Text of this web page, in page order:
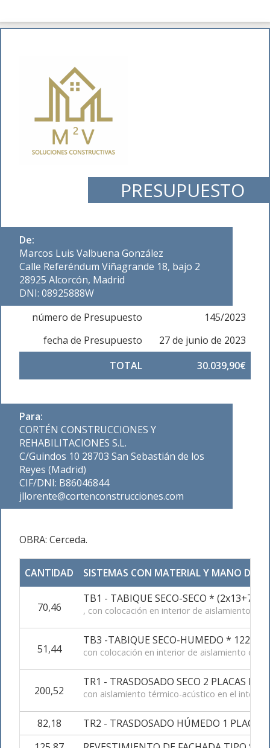
PRESUPUESTO
De:
Marcos Luis Valbuena González
Calle Referéndum Viñagrande 18, bajo 2
28925 Alcorcón, Madrid
DNI: 08925888W
número de Presupuesto
145/2023
fecha de Presupuesto
27 de junio de 2023
TOTAL
30.039,90€
Para:
CORTÉN CONSTRUCCIONES Y
REHABILITACIONES S.L.
C/Guindos 10 28703 San Sebastián de los
Reyes (Madrid)
CIF/DNI: B86046844
jllorente@cortenconstrucciones.com
OBRA: Cerceda.
CANTIDAD SISTEMAS CON MATERIAL Y MANO DE
70,46
TB1 - TABIQUE SECO-SECO *
, con colocación en interior de aislamiento de
51,44
TB3 -TABIQUE SECO-HUMEDO * 122/
con colocación en interior de aislamiento de
200,52
TR1 - TRASDOSADO SECO 2 PLACAS DE
con aislamiento térmico-acústico en el interior
82,18
TR2 - TRASDOSADO HÚMEDO 1 PLACA